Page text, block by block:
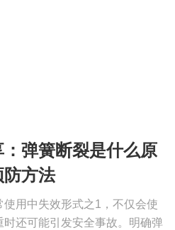
：弹簧断裂是什么原
防方法
用中失效形式之1，不仅会使
还可能引发安全事故。明确弹